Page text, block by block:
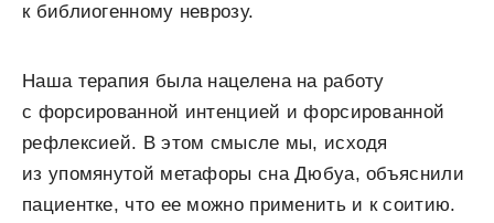
к библиогенному неврозу.
Наша терапия была нацелена на работу
с форсированной интенцией и форсированной
рефлексией. В этом смысле мы, исходя
из упомянутой метафоры сна Дюбуа, объяснили
пациентке, что ее можно применить и к соитию.